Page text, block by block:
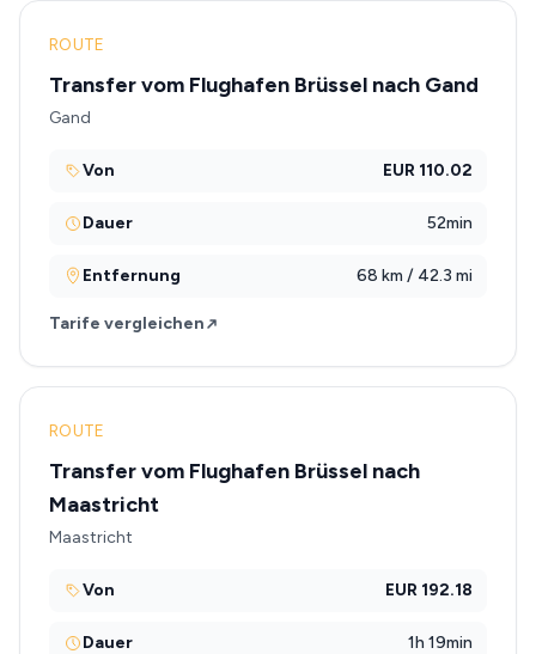
ROUTE
Transfer vom Flughafen Brüssel nach Gand
Gand
Von EUR 110.02
Dauer 52min
Entfernung 68 km / 42.3 mi
Tarife vergleichen
ROUTE
Transfer vom Flughafen Brüssel nach
Maastricht
Maastricht
Von EUR 192.18
Dauer 1h 19min